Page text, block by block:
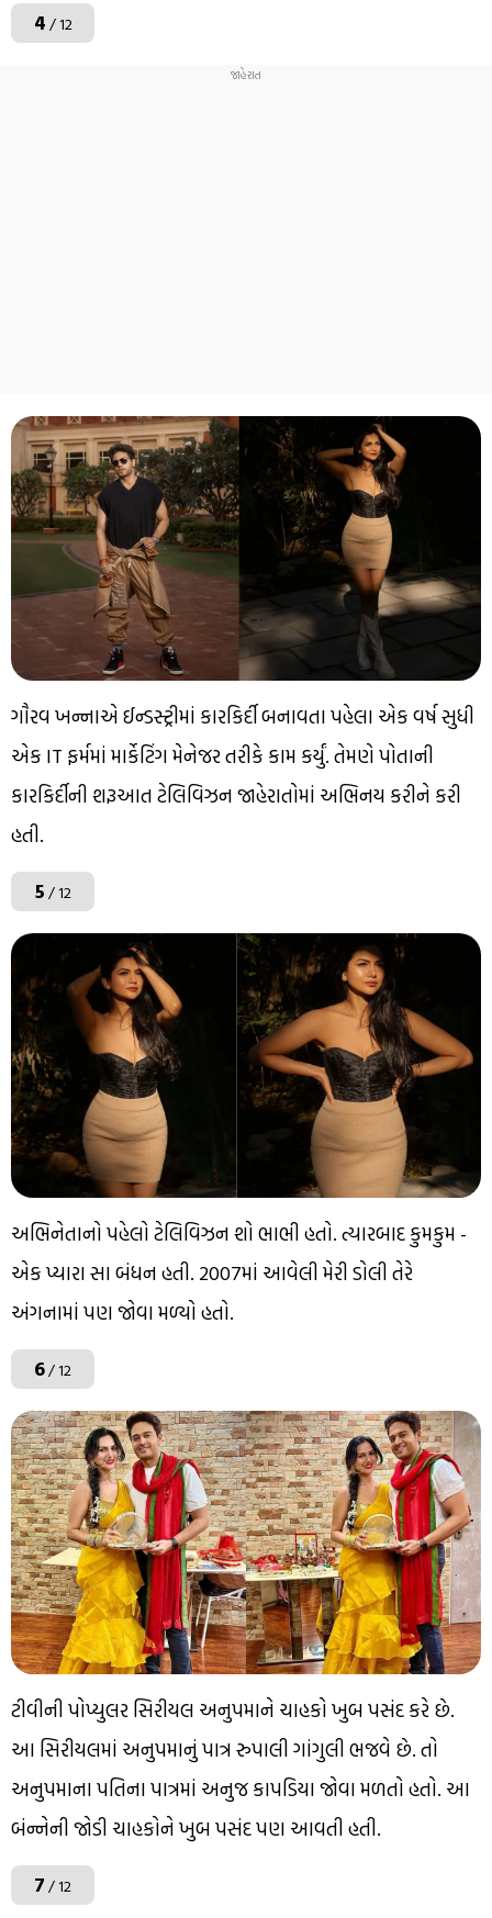
4/ 12
ગૌરવ ખન્નાએ ઈન્ડસ્ટ્રીમાં કારકિર્દી બનાવતા પહેલા એક વર્ષ સુધી
એક IT ફર્મમાં માર્કેટિંગ મેનેજર તરીકે કામ કર્યું. તેમણે પોતાની
કારકિર્દીની શરૂઆત ટેલિવિઝન જાહેરાતોમાં અભિનય કરીને કરી
હતી.
5/ 12
અભિનેતાનો પહેલો ટેલિવિઝન શો ભાભી હતો. ત્યારબાદ કુમકુમ -
એક પ્યારા સા બંધન હતી. 2007માં આવેલી મેરી ડોલી તેરે
અંગનામાં પણ જોવા મળ્યો હતો.
6/ 12
ટીવીની પોપ્યુલર સિરીયલ અનુપમાને ચાહકો ખુબ પસંદ કરે છે.
આ સિરીયલમાં અનુપમાનું પાત્ર રુપાલી ગાંગુલી ભજવે છે. તો
અનુપમાના પતિના પાત્રમાં અનુજ કાપડિયા જોવા મળતો હતો. આ
બંન્નેની જોડી ચાહકોને ખુબ પસંદ પણ આવતી હતી.
7/ 12